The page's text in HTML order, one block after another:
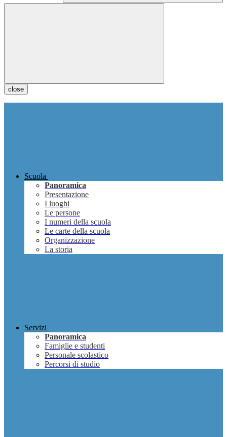
close
Scuola
Panoramica
Presentazione
I luoghi
Le persone
I numeri della scuola
Le carte della scuola
Organizzazione
La storia
Servizi
Panoramica
Famiglie e studenti
Personale scolastico
Percorsi di studio